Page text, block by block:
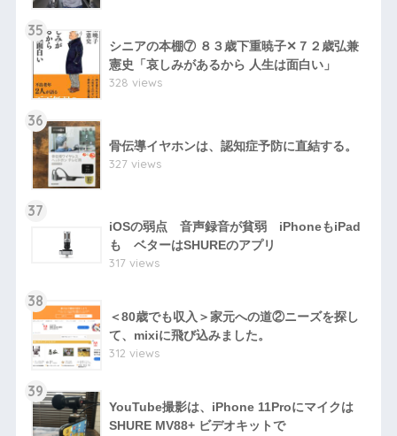
35
シニアの本棚⑦ ８３歳下重暁子✕７２歳弘兼
憲史「哀しみがあるから 人生は面白い」
328 views
36
骨伝導イヤホンは、認知症予防に直結する。
327 views
37
iOSの弱点 音声録音が貧弱 iPhoneもiPad
も ベターはSHUREのアプリ
317 views
38
＜80歳でも収入＞家元への道②ニーズを探し
て、mixiに飛び込みました。
312 views
39
YouTube撮影は、iPhone 11Proにマイクは
SHURE MV88+ ビデオキットで